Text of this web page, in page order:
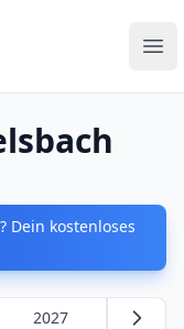
Dein kostenloses
2027